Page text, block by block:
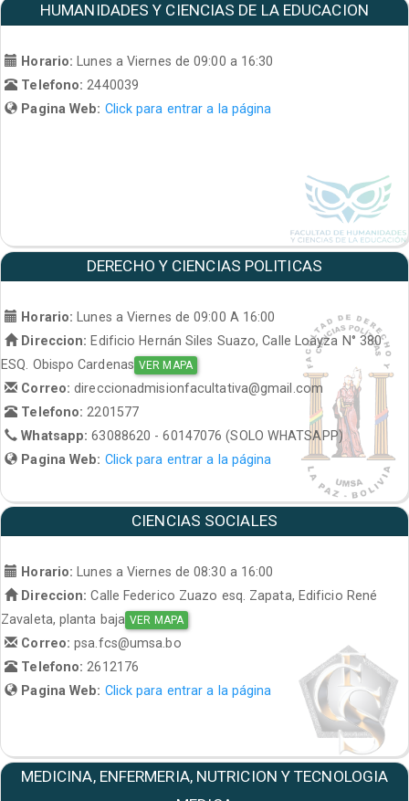
HUMANIDADES Y CIENCIAS DE LA EDUCACION
Horario: Lunes a Viernes de 09:00 a 16:30
Telefono:2440039
Pagina Web: Click para entrar a la página
DERECHO Y CIENCIAS POLITICAS
Horario:
Lunes a Viernes de 09:00 A 16:00
Direccion: Edificio Hernán Siles Suazo, Calle Loayza N° 380
ESQ. Obispo Cardenas VER MAPA
Correo:direccionadmisionfacultativa@gmail.com
Telefono: 2201577
Whatsapp:63088620 - 60147076 (SOLO WHATSAPP)
Pagina Web: Click para entrar a la página
CIENCIAS SOCIALES
Horario:
Lunes a Viernes de 08:30 a 16:00
Direccion: Calle Federico Zuazo esq. Zapata, Edificio René
Zavaleta, planta baja VER MAPA
Correo:psa.fcs@umsa.bo
Telefono: 2612176
Pagina Web: Click para entrar a la página
MEDICINA, ENFERMERIA, NUTRICION Y TECNOLOGIA